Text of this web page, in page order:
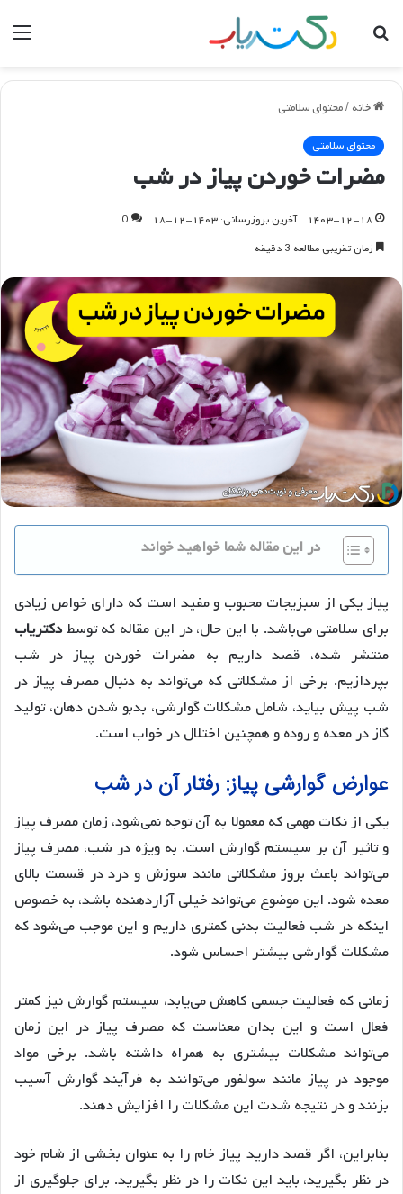
جستجو
خانه /محتوای سلامتی
محتوای سلامتی
مضرات خوردن پیاز در شب
۱۴۰۳-۱۲-۱۸ آخرین بروزرسانی: ۱۴۰۳-۱۲-۱۸
0
زمان تقریبی مطالعه 3 دقیقه
در این مقاله شما خواهید خواند
پیاز یکی از سبزیجات محبوب و مفید است که دارای خواص زیادی
برای سلامتی می‌باشد. با این حال، در این مقاله که توسطدکتریاب
منتشر شده، قصد داریم به مضرات خوردن پیاز در شب
بپردازیم. برخی از مشکلاتی که می‌تواند به دنبال مصرف پیاز در
شب پیش بیاید، شامل مشکلات گوارشی، بدبو شدن دهان، تولید
گاز در معده و روده و همچنین اختلال در خواب است.
عوارض گوارشی پیاز: رفتار آن در شب
یکی از نکات مهمی که معمولا به آن توجه نمی‌شود، زمان مصرف پیاز
و تاثیر آن بر سیستم گوارش است. به ویژه در شب، مصرف پیاز
می‌تواند باعث بروز مشکلاتی مانند سوزش و درد در قسمت بالای
معده شود. این موضوع می‌تواند خیلی آزاردهنده باشد، به خصوص
اینکه در شب فعالیت بدنی کمتری داریم و این موجب می‌شود که
مشکلات گوارشی بیشتر احساس شود.
زمانی که فعالیت جسمی کاهش می‌یابد، سیستم گوارش نیز کمتر
فعال است و این بدان معناست که مصرف پیاز در این زمان
می‌تواند مشکلات بیشتری به همراه داشته باشد. برخی مواد
موجود در پیاز مانند سولفور می‌توانند به فرآیند گوارش آسیب
بزنند و در نتیجه شدت این مشکلات را افزایش دهند.
بنابراین، اگر قصد دارید پیاز خام را به عنوان بخشی از شام خود
در نظر بگیرید، باید این نکات را در نظر بگیرید. برای جلوگیری از